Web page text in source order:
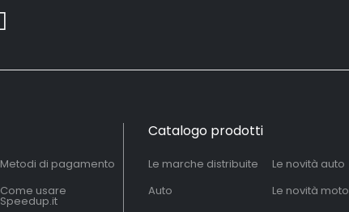
Metodi di pagamento
Come usare
Speedup.it
Catalogo prodotti
Le marche distribuite
Auto
Le novità auto
Le novità moto